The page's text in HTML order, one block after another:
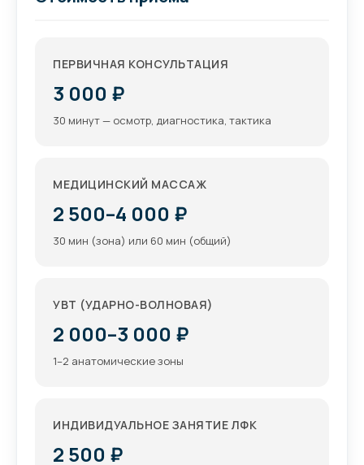
ПЕРВИЧНАЯ КОНСУЛЬТАЦИЯ
3 000 ₽
30 минут — осмотр, диагностика, тактика
МЕДИЦИНСКИЙ МАССАЖ
2 500–4 000 ₽
30 мин (зона) или 60 мин (общий)
УВТ (УДАРНО-ВОЛНОВАЯ)
2 000–3 000 ₽
1–2 анатомические зоны
ИНДИВИДУАЛЬНОЕ ЗАНЯТИЕ ЛФК
2 500 ₽